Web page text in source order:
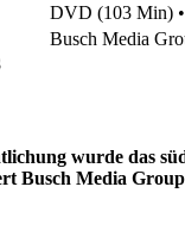
DVD (103 Min)
Busch Media
wurde das
Busch Media